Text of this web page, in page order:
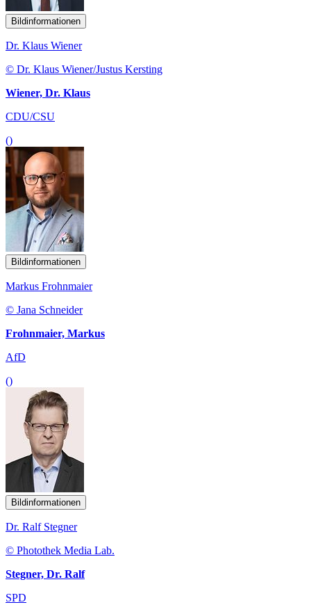
Bildinformationen
Dr. Klaus Wiener
© Dr. Klaus Wiener/Justus Kersting
Wiener, Dr. Klaus
CDU/CSU
()
Bildinformationen
Markus Frohnmaier
© Jana Schneider
Frohnmaier, Markus
AfD
()
Bildinformationen
Dr. Ralf Stegner
© Photothek Media Lab.
Stegner, Dr. Ralf
SPD